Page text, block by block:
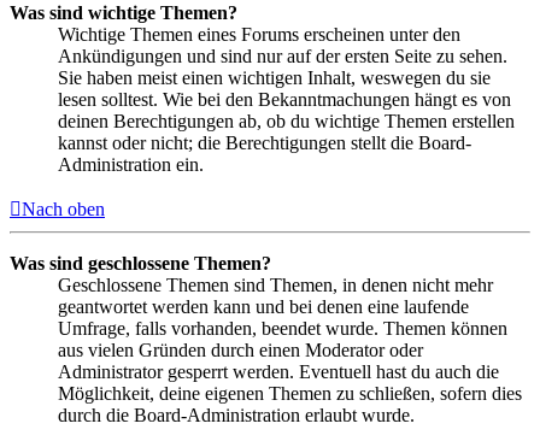
Was sind wichtige Themen?
Wichtige Themen eines Forums erscheinen unter den
Ankündigungen und sind nur auf der ersten Seite zu sehen.
Sie haben meist einen wichtigen Inhalt, weswegen du sie
lesen solltest. Wie bei den Bekanntmachungen hängt es von
deinen Berechtigungen ab, ob du wichtige Themen erstellen
kannst oder nicht; die Berechtigungen stellt die Board-
Administration ein.
Nach oben
Was sind geschlossene Themen?
Geschlossene Themen sind Themen, in denen nicht mehr
geantwortet werden kann und bei denen eine laufende
Umfrage, falls vorhanden, beendet wurde. Themen können
aus vielen Gründen durch einen Moderator oder
Administrator gesperrt werden. Eventuell hast du auch die
Möglichkeit, deine eigenen Themen zu schließen, sofern dies
durch die Board-Administration erlaubt wurde.